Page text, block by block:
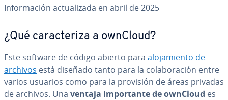
In­fo­r­ma­ción ac­tua­li­za­da en abril de 2025
¿Qué ca­ra­c­te­ri­za a ownCloud?
Este software de código abierto para alo­ja­mie­n­to de
archivos está diseñado tanto para la co­la­bo­ra­ción entre
varios usuarios como para la provisión de áreas privadas
de archivos. Una ventaja im­po­r­ta­n­te de ownCloud es